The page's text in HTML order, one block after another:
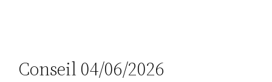
Conseil 04/06/2026